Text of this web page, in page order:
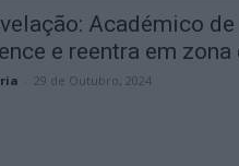
Académico de
e reentra em zona
29 de Outubro, 2024